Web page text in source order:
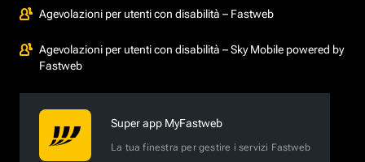
Agevolazioni per utenti con disabilità – Fastweb
Agevolazioni per utenti con disabilità – Sky Mobile powered by
Fastweb
Super app MyFastweb
La tua finestra per gestire i servizi Fastweb